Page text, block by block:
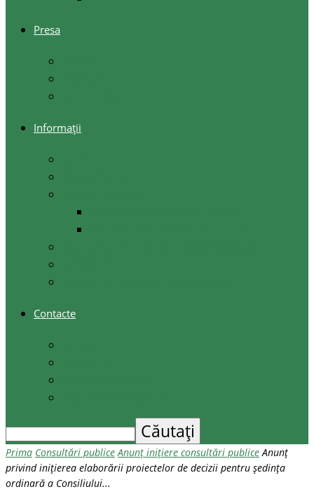
Presa
Informații
Contacte
Prima Consultări publice Anunț inițiere consultări publice Anunț
privind inițierea elaborării proiectelor de decizii pentru ședința
ordinară a Consiliului...